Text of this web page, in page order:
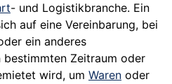
- und Logistikbranche. Ein
auf eine Vereinbarung, bei
ein anderes
Zeitraum oder
wird, um Waren oder